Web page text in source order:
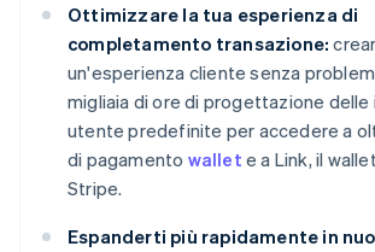
Ottimizzare la tua esperienza di
completamento transazione:
un'esperienza cliente senza
migliaia di ore di progettazione
utente predefinite per accedere a
di pagamento wallet e a Link, il
Stripe.
Espanderti più rapidamente in